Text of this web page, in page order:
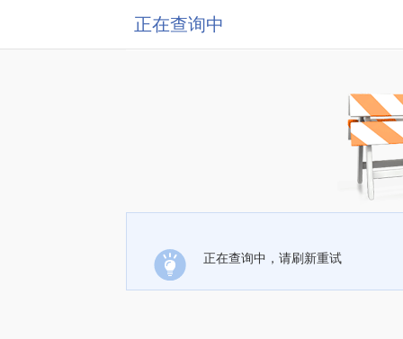
正在查询中
正在查询中，请刷新重试